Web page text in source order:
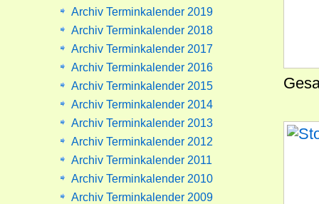
Archiv Terminkalender 2019
Archiv Terminkalender 2018
Archiv Terminkalender 2017
Archiv Terminkalender 2016
Archiv Terminkalender 2015
Archiv Terminkalender 2014
Archiv Terminkalender 2013
Archiv Terminkalender 2012
Archiv Terminkalender 2011
Archiv Terminkalender 2010
Archiv Terminkalender 2009